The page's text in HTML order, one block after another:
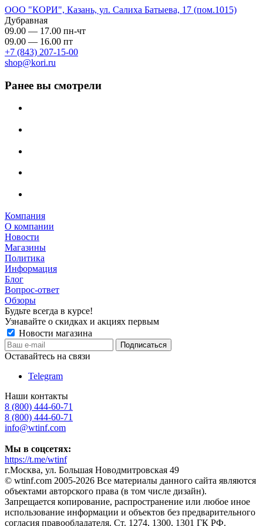
ООО "КОРИ", Казань, ул. Салиха Батыева, 17 (пом.1015)
Дубравная
09.00 — 17.00 пн-чт
09.00 — 16.00 пт
+7 (843) 207-15-00
shop@kori.ru
Ранее вы смотрели
Компания
О компании
Новости
Магазины
Политика
Информация
Блог
Вопрос-ответ
Обзоры
Будьте всегда в курсе!
Узнавайте о скидках и акциях первым
Новости магазина
Оставайтесь на связи
Telegram
Наши контакты
8 (800) 444-60-71
8 (800) 444-60-71
info@wtinf.com
Мы в соцсетях:
https://t.me/wtinf
г.Москва, ул. Большая Новодмитровская 49
©️ wtinf.com 2005-2026 Все материалы данного сайта являются
объектами авторского права (в том числе дизайн).
Запрещается копирование, распространение или любое иное
использование информации и объектов без предварительного
согласия правообладателя. Ст. 1274, 1300, 1301 ГК РФ.